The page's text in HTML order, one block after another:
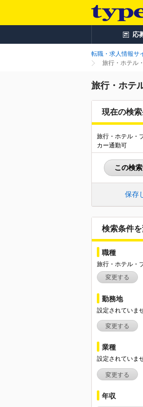
応
転職・求人情報サ
旅行・ホテル
旅行・ホテ
現在の検
旅行・ホテル・
カー通勤可
この検
保存
検索条件
職種
旅行・ホテル・
変更する
勤務地
設定されていま
変更する
業種
設定されていま
変更する
年収